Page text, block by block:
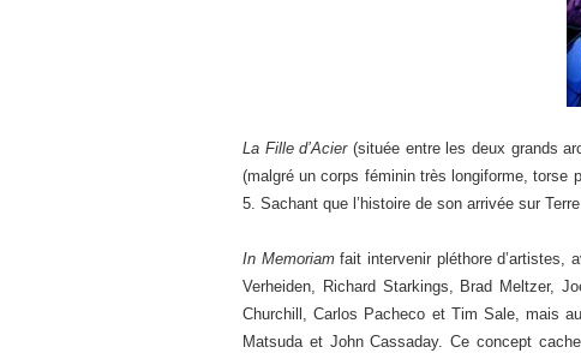
La Fille d’Acier(située entre les deux grands
(malgré un corps féminin très longiforme, torse
5. Sachant que l’histoire de son arrivée sur
In Memoriamfait intervenir pléthore d’artistes,
Verheiden, Richard Starkings, Brad Meltzer,
Churchill, Carlos Pacheco et Tim Sale, mais
Matsuda et John Cassaday. Ce concept